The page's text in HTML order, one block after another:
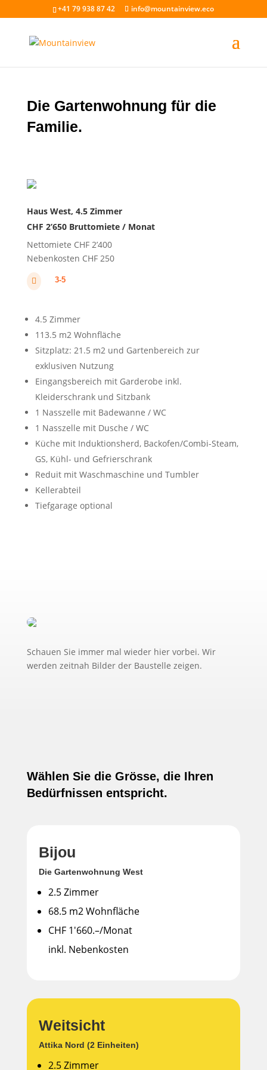
+41 79 938 87 42 info@mountainview.eco
Die Gartenwohnung für die
Familie.
Haus West, 4.5 Zimmer
CHF 2’650 Bruttomiete / Monat
Nettomiete CHF 2’400
Nebenkosten CHF 250
 3-5
4.5 Zimmer
113.5 m2 Wohnfläche
Sitzplatz: 21.5 m2 und Gartenbereich zur
exklusiven Nutzung
Eingangsbereich mit Garderobe inkl.
Kleiderschrank und Sitzbank
1 Nasszelle mit Badewanne / WC
1 Nasszelle mit Dusche / WC
Küche mit Induktionsherd, Backofen/Combi-Steam,
GS, Kühl- und Gefrierschrank
Reduit mit Waschmaschine und Tumbler
Kellerabteil
Tiefgarage optional
Schauen Sie immer mal wieder hier vorbei. Wir
werden zeitnah Bilder der Baustelle zeigen.
Wählen Sie die Grösse, die Ihren
Bedürfnissen entspricht.
Bijou
Die Gartenwohnung West
2.5 Zimmer
68.5 m2 Wohnfläche
CHF 1'660.–/Monat
inkl. Nebenkosten
Weitsicht
Attika Nord (2 Einheiten)
2.5 Zimmer